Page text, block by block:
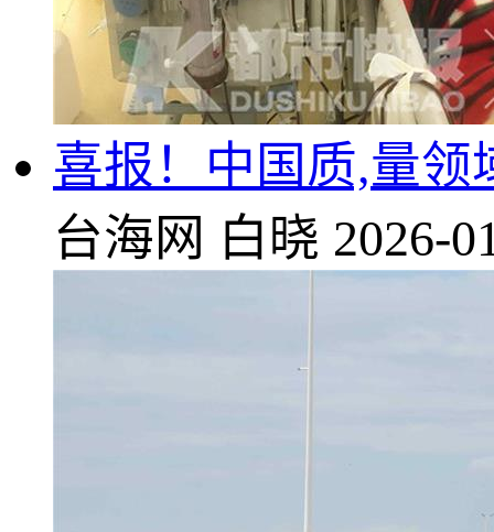
喜报！中国质,量
台海网 白晓 2026-